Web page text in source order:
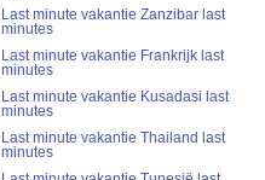
Last minute vakantie Zanzibar last
minutes
Last minute vakantie Frankrijk last
minutes
Last minute vakantie Kusadasi last
minutes
Last minute vakantie Thailand last
minutes